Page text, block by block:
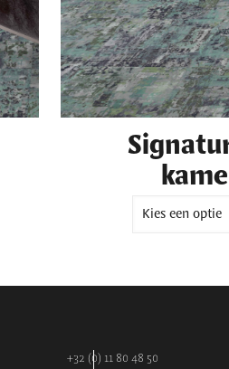
+32 (0) 11 80 48 50